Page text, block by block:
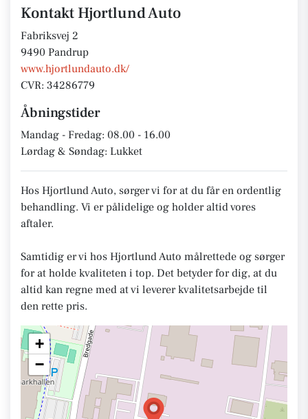
Kontakt Hjortlund Auto
Fabriksvej 2
9490 Pandrup
www.hjortlundauto.dk/
CVR: 34286779
Åbningstider
Mandag - Fredag: 08.00 - 16.00
Lørdag & Søndag: Lukket
Hos Hjortlund Auto, sørger vi for at du får en ordentlig
behandling. Vi er pålidelige og holder altid vores
aftaler.
Samtidig er vi hos Hjortlund Auto målrettede og sørger
for at holde kvaliteten i top. Det betyder for dig, at du
altid kan regne med at vi leverer kvalitetsarbejde til
den rette pris.
+
−